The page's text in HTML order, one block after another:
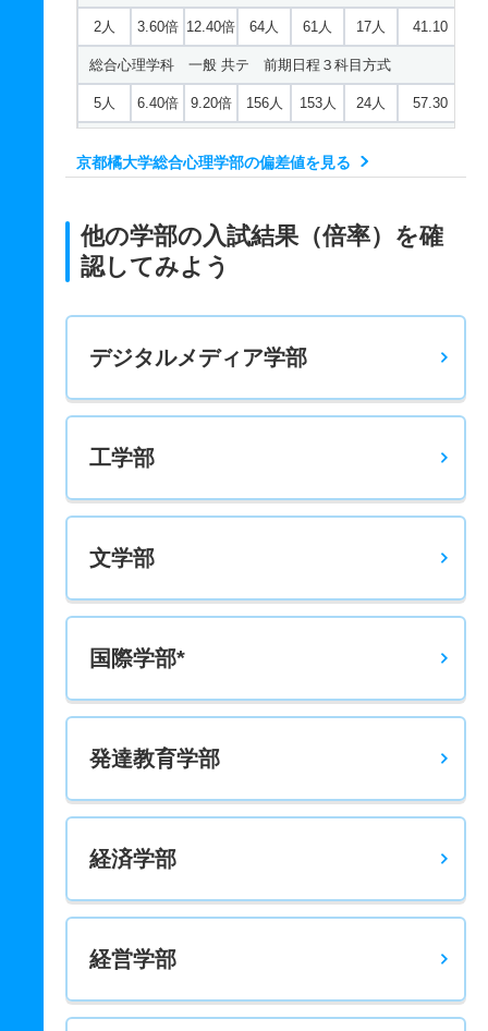
2人 3.60倍 12.40倍 64人 61人 17人 41.10
総合心理学科 一般 共テ 前期日程３科目方式
5人 6.40倍 9.20倍 156人 153人 24人 57.30
34人 6.90倍 － 97人 90人 13人 61.30
9人 7倍 －
総合心理学科 一般 ニ 後期日程２科目方式
2人 3.60倍 8.70倍 25人 25人 7人 －
総合心理学科 推薦 公募推薦併願制
総合心理学科 推薦 特技推薦
3人 1倍
京都橘大学総合心理学部の偏差値を見る
他の学部の入試結果（倍率）を確
認してみよう
デジタルメディア学部
工学部
文学部
国際学部*
発達教育学部
経済学部
経営学部